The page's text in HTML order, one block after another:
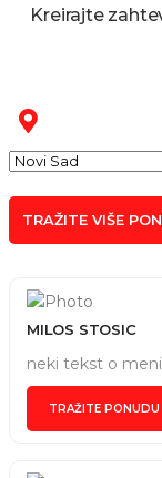
Kreirajte
TRAŽITE VIŠE
MILOS STOSIC
neki tekst o meni
TRAŽITE PONUDU